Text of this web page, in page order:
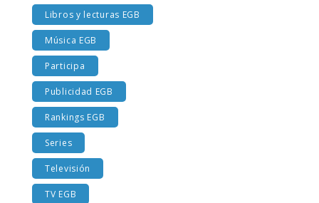
Libros y lecturas EGB
Música EGB
Participa
Publicidad EGB
Rankings EGB
Series
Televisión
TV EGB